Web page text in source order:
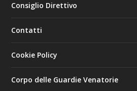
Consiglio Direttivo
Contatti
Cookie Policy
Corpo delle Guardie Venatorie